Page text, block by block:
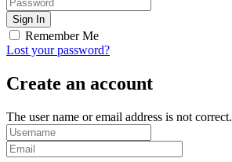
Remember Me
Lost your password?
Create an account
The user name or email address is not correct.